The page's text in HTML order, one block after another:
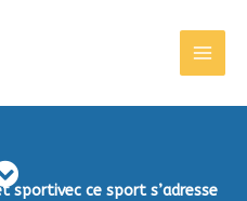
sportivec ce sport s’adresse